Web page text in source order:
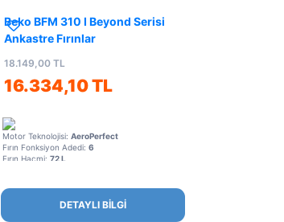
Beko BFM 310 I Beyond Serisi
Ankastre Fırınlar
16.334,10 TL
18.149,00 TL
Motor Teknolojisi: AeroPerfect
Fırın Fonksiyon Adedi: 6
Fırın Hacmi: 72 L
DETAYLI BİLGİ